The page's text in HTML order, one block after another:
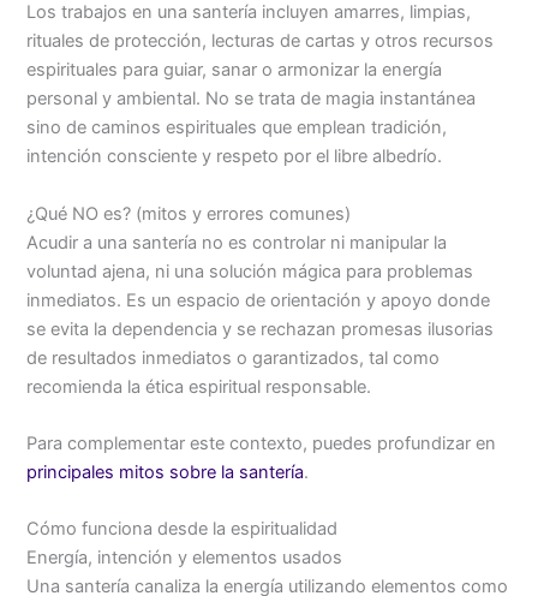
Los trabajos en una santería incluyen amarres, limpias,
rituales de protección, lecturas de cartas y otros recursos
espirituales para guiar, sanar o armonizar la energía
personal y ambiental. No se trata de magia instantánea
sino de caminos espirituales que emplean tradición,
intención consciente y respeto por el libre albedrío.
¿Qué NO es? (mitos y errores comunes)
Acudir a una santería no es controlar ni manipular la
voluntad ajena, ni una solución mágica para problemas
inmediatos. Es un espacio de orientación y apoyo donde
se evita la dependencia y se rechazan promesas ilusorias
de resultados inmediatos o garantizados, tal como
recomienda la ética espiritual responsable.
Para complementar este contexto, puedes profundizar en
principales mitos sobre la santería.
Cómo funciona desde la espiritualidad
Energía, intención y elementos usados
Una santería canaliza la energía utilizando elementos como